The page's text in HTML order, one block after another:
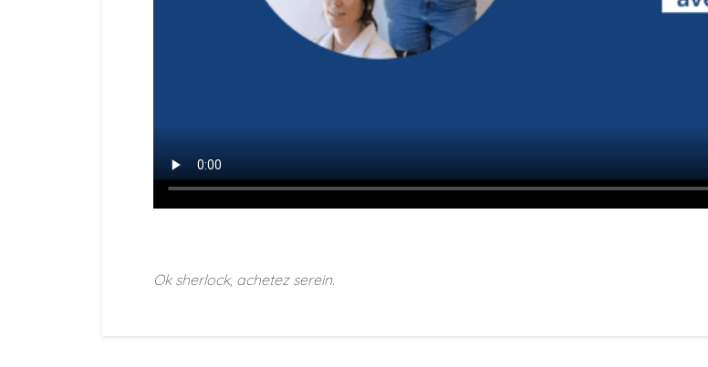
Ok sherlock, achetez serein.